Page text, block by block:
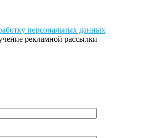
персональных данных
рекламной рассылки